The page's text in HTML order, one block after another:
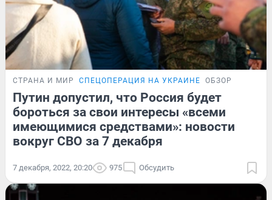
СТРАНА И МИР СПЕЦОПЕРАЦИЯ НА УКРАИНЕ ОБЗОР
Путин допустил, что Россия будет
бороться за свои интересы «всеми
имеющимися средствами»: новости
вокруг СВО за 7 декабря
7 декабря, 2022, 20:20 975 Обсудить